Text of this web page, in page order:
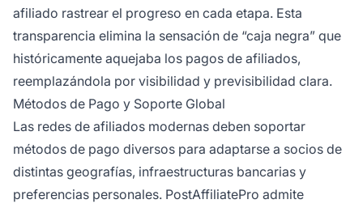
afiliado rastrear el progreso en cada etapa. Esta
transparencia elimina la sensación de “caja negra” que
históricamente aquejaba los pagos de afiliados,
reemplazándola por visibilidad y previsibilidad clara.
Métodos de Pago y Soporte Global
Las redes de afiliados modernas deben soportar
métodos de pago diversos para adaptarse a socios de
distintas geografías, infraestructuras bancarias y
preferencias personales. PostAffiliatePro admite